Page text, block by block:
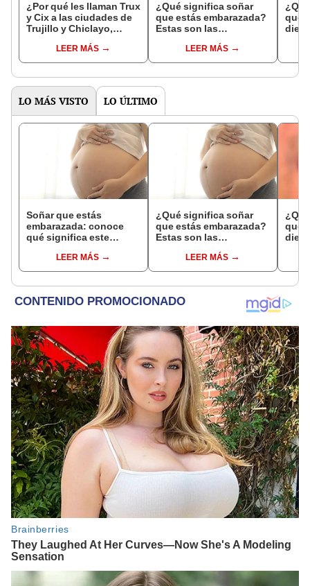
¿Por qué les llaman Trux
y Cix a las ciudades de
Trujillo y Chiclayo,
LEER MÁS
¿Qué significa soñar
que estás embarazada?
Estas son las
comunesLEER MÁS
que
LO MÁS VISTO LO ÚLTIMO
Soñar que estás
embarazada: conoce
qué significa este
LEER MÁS
¿Qué significa soñar
que estás embarazada?
Estas son las
comunesLEER MÁS
que